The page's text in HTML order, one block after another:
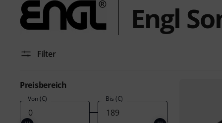
Engl
Filter
Preisbereich
Von (€) Bis (€)